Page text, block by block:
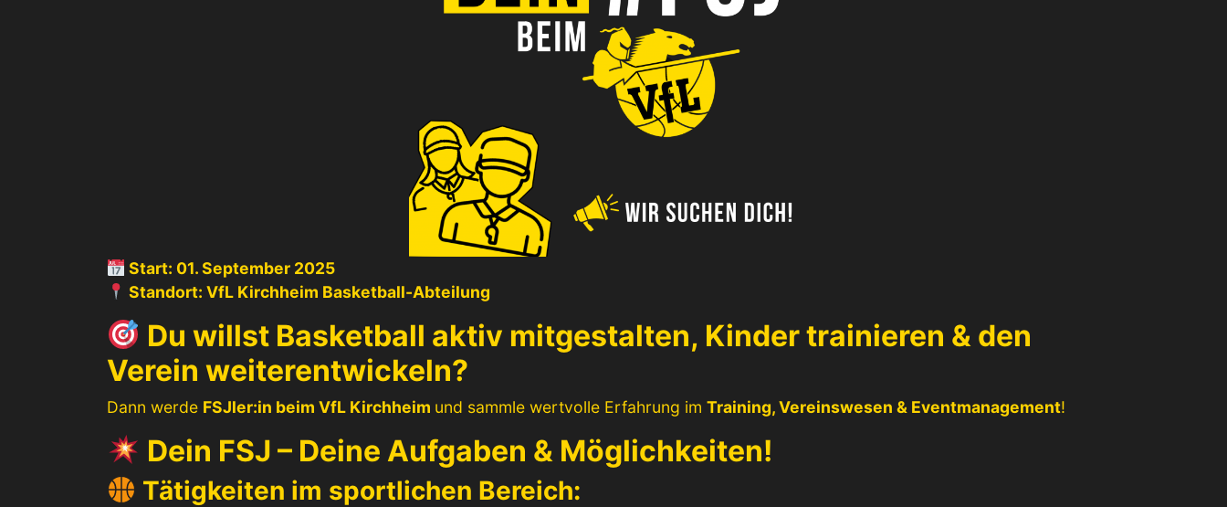
Start: 01. September 2025
Standort: VfL Kirchheim Basketball-Abteilung
Du willst Basketball aktiv mitgestalten, Kinder trainieren & den
Verein weiterentwickeln?
Dann werde FSJler:in beim VfL Kirchheim und sammle wertvolle Erfahrung im Training, Vereinswesen & Eventmanagement!
Dein FSJ – Deine Aufgaben & Möglichkeiten!
Tätigkeiten im sportlichen Bereich: